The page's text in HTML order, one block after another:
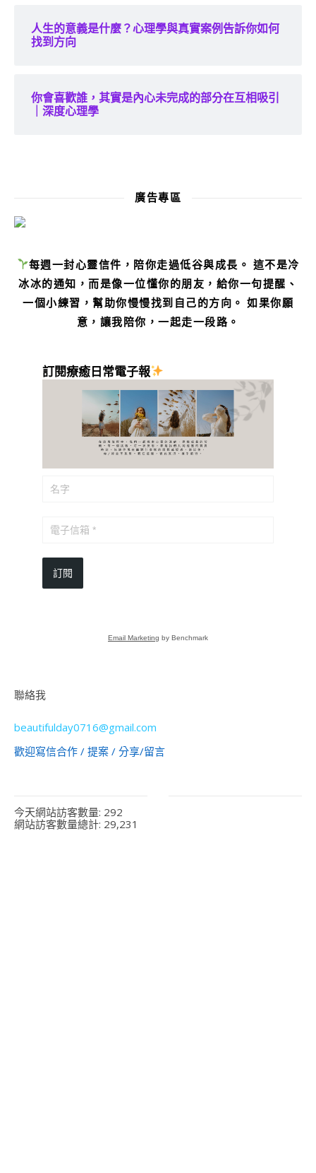
人生的意義是什麼？心理學與真實案例告訴你如何
找到方向
你會喜歡誰，其實是內心未完成的部分在互相吸引
｜深度心理學
廣告專區
每週一封心靈信件，陪你走過低谷與成長。 這不是冷
冰冰的通知，而是像一位懂你的朋友，給你一句提醒、
一個小練習，幫助你慢慢找到自己的方向。 如果你願
意，讓我陪你，一起走一段路。
訂閱療癒日常電子報
訂閱
Email Marketing by Benchmark
聯絡我
beautifulday0716@gmail.com
歡迎寫信合作 / 提案 / 分享/留言
今天網站訪客數量: 292
網站訪客數量總計: 29,231